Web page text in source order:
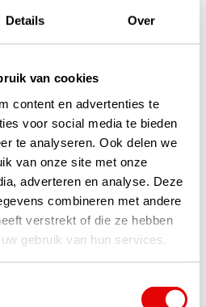
Details Over
van cookies
content en advertenties te
voor social media te bieden
te analyseren. Ook delen we
van onze site met onze
adverteren en analyse. Deze
combineren met andere
verstrekt of die ze hebben
gebruik van hun services.
Callaway Liquid Metal
Ladies Golfcap 2026 -
Grijs
liquid metal cap in het grijs ziet
er top uit maar heeft ook een